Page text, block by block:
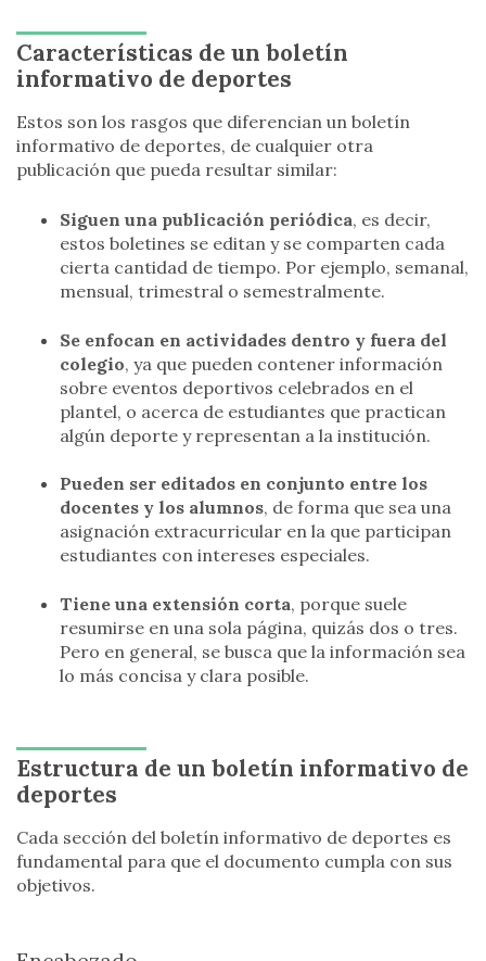
Características de un boletín
informativo de deportes
Estos son los rasgos que diferencian un boletín
informativo de deportes, de cualquier otra
publicación que pueda resultar similar:
Siguen una publicación periódica, es decir,
estos boletines se editan y se comparten cada
cierta cantidad de tiempo. Por ejemplo, semanal,
mensual, trimestral o semestralmente.
Se enfocan en actividades dentro y fuera del
colegio, ya que pueden contener información
sobre eventos deportivos celebrados en el
plantel, o acerca de estudiantes que practican
algún deporte y representan a la institución.
Pueden ser editados en conjunto entre los
docentes y los alumnos, de forma que sea una
asignación extracurricular en la que participan
estudiantes con intereses especiales.
Tiene una extensión corta, porque suele
resumirse en una sola página, quizás dos o tres.
Pero en general, se busca que la información sea
lo más concisa y clara posible.
Estructura de un boletín informativo de
deportes
Cada sección del boletín informativo de deportes es
fundamental para que el documento cumpla con sus
objetivos.